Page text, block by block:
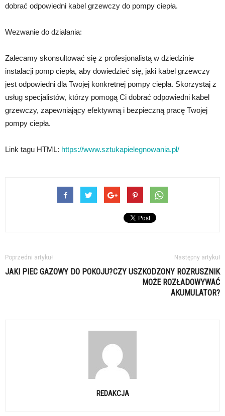
dobrać odpowiedni kabel grzewczy do pompy ciepła.
Wezwanie do działania:
Zalecamy skonsultować się z profesjonalistą w dziedzinie
instalacji pomp ciepła, aby dowiedzieć się, jaki kabel grzewczy
jest odpowiedni dla Twojej konkretnej pompy ciepła. Skorzystaj z
usług specjalistów, którzy pomogą Ci dobrać odpowiedni kabel
grzewczy, zapewniający efektywną i bezpieczną pracę Twojej
pompy ciepła.
Link tagu HTML: https://www.sztukapielegnowania.pl/
Poprzedni artykuł
JAKI PIEC GAZOWY DO POKOJU?
Następny artykuł
CZY USZKODZONY ROZRUSZNIK
MOŻE ROZŁADOWYWAĆ
AKUMULATOR?
REDAKCJA